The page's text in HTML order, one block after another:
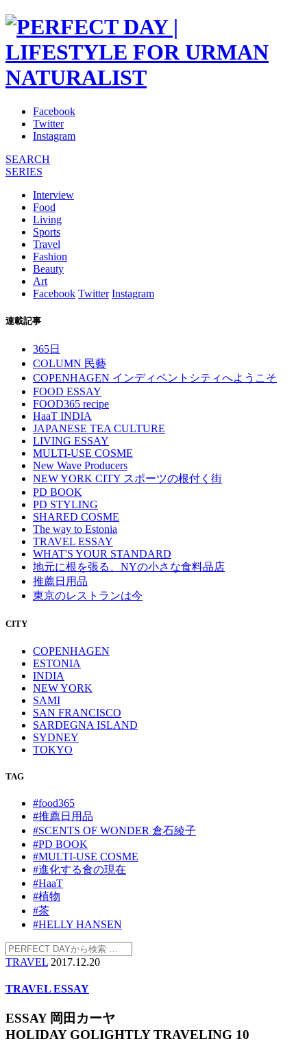
Facebook
Twitter
Instagram
SEARCH
SERIES
Interview
Food
Living
Sports
Travel
Fashion
Beauty
Art
Facebook Twitter Instagram
連載記事
365日
COLUMN 民藝
COPENHAGEN インディペントシティへようこそ
FOOD ESSAY
FOOD365 recipe
HaaT INDIA
JAPANESE TEA CULTURE
LIVING ESSAY
MULTI-USE COSME
New Wave Producers
NEW YORK CITY スポーツの根付く街
PD BOOK
PD STYLING
SHARED COSME
The way to Estonia
TRAVEL ESSAY
WHAT'S YOUR STANDARD
地元に根を張る、NYの小さな食料品店
推薦日用品
東京のレストランは今
CITY
COPENHAGEN
ESTONIA
INDIA
NEW YORK
SAMI
SAN FRANCISCO
SARDEGNA ISLAND
SYDNEY
TOKYO
TAG
#food365
#推薦日用品
#SCENTS OF WONDER 倉石綾子
#PD BOOK
#MULTI-USE COSME
#進化する食の現在
#HaaT
#植物
#茶
#HELLY HANSEN
TRAVEL 2017.12.20
TRAVEL ESSAY
ESSAY 岡田カーヤ
HOLIDAY GOLIGHTLY TRAVELING 10